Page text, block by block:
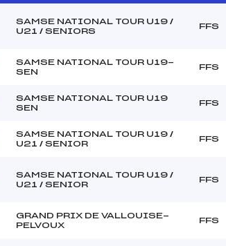
SAMSE NATIONAL TOUR U19 /
U21 / SENIORS
FFS
SAMSE NATIONAL TOUR U19-
SEN
FFS
SAMSE NATIONAL TOUR U19
SEN
FFS
SAMSE NATIONAL TOUR U19 /
U21 / SENIOR
FFS
SAMSE NATIONAL TOUR U19 /
U21 / SENIOR
FFS
GRAND PRIX DE VALLOUISE-
PELVOUX
FFS